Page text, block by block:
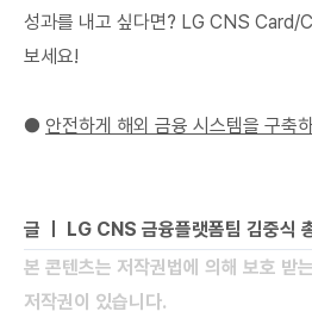
성과를 내고 싶다면? LG CNS
보세요!
● 안전하게 해외 금융 시스템을 구축
글 ㅣ LG CNS 금융플랫폼팀 김중
본 콘텐츠는 저작권법에 의해 보호 받
저작권이 있습니다.